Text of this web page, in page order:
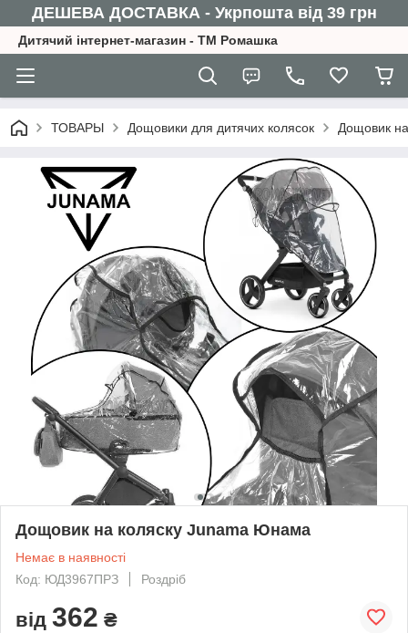
ДЕШЕВА ДОСТАВКА - Укрпошта від 39 грн
Дитячий інтернет-магазин - ТМ Ромашка
ТОВАРЫ Дощовики для дитячих колясок Дощовик
Дощовик на коляску Junama Юнама
Немає в наявності
Код: ЮД3967ПРЗ
Роздріб
від 362 ₴